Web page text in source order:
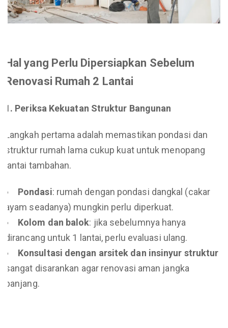
Hal yang Perlu Dipersiapkan Sebelum
Renovasi Rumah 2 Lantai
1. Periksa Kekuatan Struktur Bangunan
Langkah pertama adalah memastikan pondasi dan
struktur rumah lama cukup kuat untuk menopang
lantai tambahan.
Pondasi: rumah dengan pondasi dangkal (cakar
ayam seadanya) mungkin perlu diperkuat.
Kolom dan balok: jika sebelumnya hanya
dirancang untuk 1 lantai, perlu evaluasi ulang.
Konsultasi dengan arsitek dan insinyur struktur
sangat disarankan agar renovasi aman jangka
panjang.